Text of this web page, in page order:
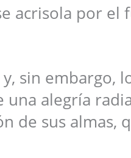
acrisola por el
sin embargo,
una alegría
de sus almas,